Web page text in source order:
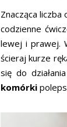
Znacząca
codzienne
lewej i prawej.
ścieraj kurze
się do
komórki